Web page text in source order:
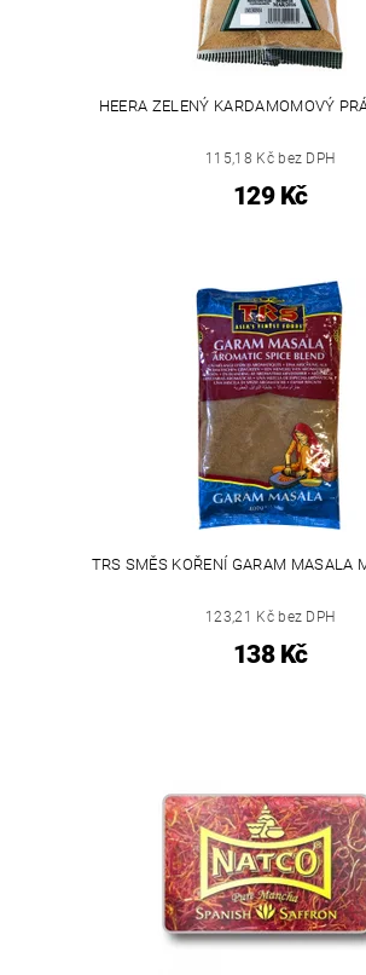
HEERA ZELENÝ KARDAMOMOVÝ
115,18 Kč bez DPH
129 Kč
TRS SMĚS KOŘENÍ GARAM MASALA
123,21 Kč bez DPH
138 Kč